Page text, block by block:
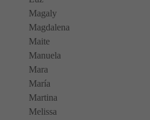
Magaly
Magdalena
Maite
Manuela
Mara
María
Martina
Melissa